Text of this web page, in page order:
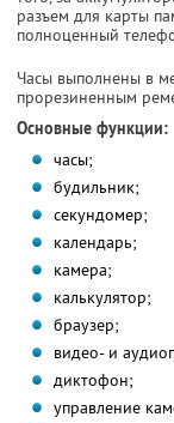
разъем для карты
полноценный
Часы выполнены в
прорезиненным
Основные функции:
часы;
будильник;
секундомер;
календарь;
камера;
калькулятор;
браузер;
видео- и
диктофон;
управление